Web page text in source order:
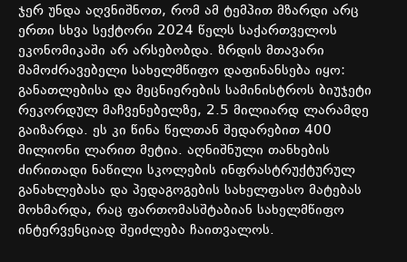
ჯერ უნდა აღვნიშნოთ, რომ ამ ტემპით მზარდი არც
ერთი სხვა სექტორი 2024 წელს საქართველოს
ეკონომიკაში არ არსებობდა. ზრდის მთავარი
მამოძრავებელი სახელმწიფო დაფინანსება იყო:
განათლებისა და მეცნიერების სამინისტროს ბიუჯეტი
რეკორდულ მაჩვენებელზე, 2.5 მილიარდ ლარამდე
გაიზარდა. ეს კი წინა წელთან შედარებით 400
მილიონი ლარით მეტია. აღნიშნული თანხების
ძირითადი ნაწილი სკოლების ინფრასტრუქტურულ
განახლებასა და პედაგოგების სახელფასო მატებას
მოხმარდა, რაც ფართომასშტაბიან სახელმწიფო
ინტერვენციად შეიძლება ჩაითვალოს.